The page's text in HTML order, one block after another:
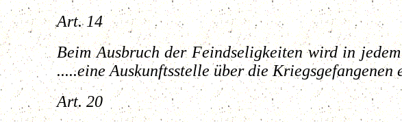
Art. 14
Beim Ausbruch der Feindseligkeiten wird in
.....eine Auskunftsstelle über die Kriegsgefangenen
Art. 20